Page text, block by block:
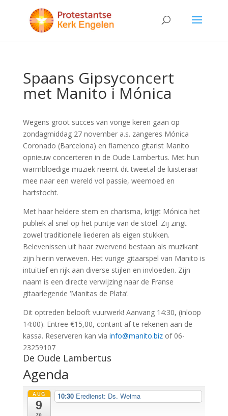
Spaans Gipsyconcert
met Manito i Mónica
Wegens groot succes van vorige keren gaan op
zondagmiddag 27 november a.s. zangeres Mónica
Coronado (Barcelona) en flamenco gitarist Manito
opnieuw concerteren in de Oude Lambertus. Met hun
warmbloedige muziek neemt dit tweetal de luisteraar
mee naar een wereld vol passie, weemoed en
hartstocht.
Met haar heldere stem en charisma, krijgt Mónica het
publiek al snel op het puntje van de stoel. Zij zingt
zowel traditionele liederen als eigen stukken.
Belevenissen uit haar zwervend bestaan als muzikant
zijn hierin verweven. Het vurige gitaarspel van Manito is
intuïtief en rijk aan diverse stijlen en invloeden. Zijn
naam is een directe verwijzing naar de Franse
gitaarlegende ‘Manitas de Plata’.
Dit optreden belooft vuurwerk! Aanvang 14:30, (inloop
14:00). Entree €15,00, contant af te rekenen aan de
kassa. Reserveren kan via info@manito.bizof 06-
23259107
De Oude Lambertus
Agenda
AUG
9
zo
10:30 Eredienst: Ds. Weima